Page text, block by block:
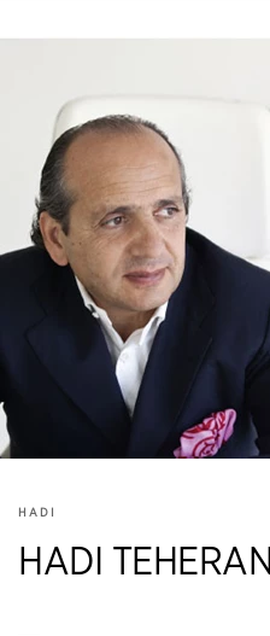
HADI
HADI TEHERANI